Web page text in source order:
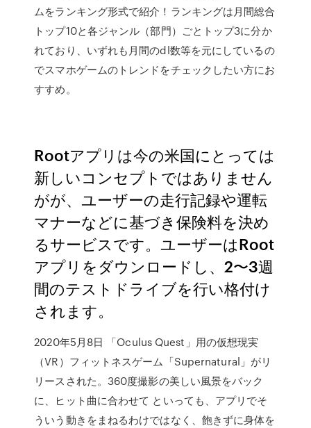
ムをランキング形式で紹介！ランキングは月間総合
トップ10と各ジャンル（部門）ごとトップ3に分か
れており、いずれも月間のdl数等を元にしているの
でスマホゲームのトレンドをチェックしたい方にお
すすめ。
Rootアプリは今の米国にとっては
新しいコンセプトではありません
がが、ユーザーの走行記録や運転
マナーなどに基づき保険料を決め
るサービスです。ユーザーはRoot
アプリをダウンロードし、2〜3週
間のテストドライブを行い格付け
されます。
2020年5月8日 「Oculus Quest」用の仮想現実
（VR）フィットネスゲーム「Supernatural」がリ
リースされた。360度撮影の美しい風景をバック
に、ヒット曲に合わせて といっても、アプリでそ
ういう動きをまねるわけではなく、飽きずに身体を